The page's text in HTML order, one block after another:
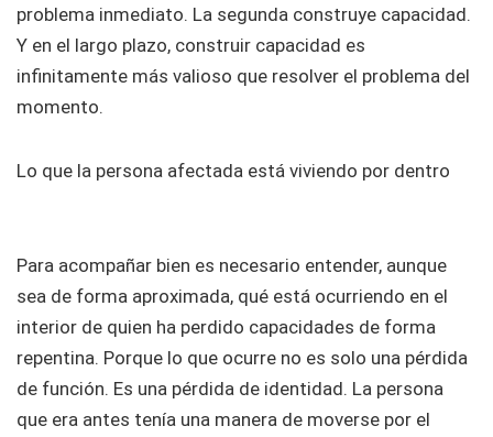
problema inmediato. La segunda construye capacidad.
Y en el largo plazo, construir capacidad es
infinitamente más valioso que resolver el problema del
momento.
Lo que la persona afectada está viviendo por dentro
Para acompañar bien es necesario entender, aunque
sea de forma aproximada, qué está ocurriendo en el
interior de quien ha perdido capacidades de forma
repentina. Porque lo que ocurre no es solo una pérdida
de función. Es una pérdida de identidad. La persona
que era antes tenía una manera de moverse por el